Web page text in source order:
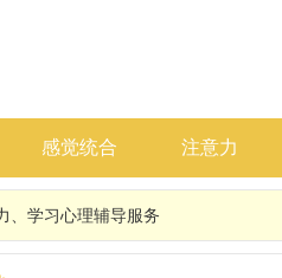
感觉统合 注意力
、学习心理辅导服务